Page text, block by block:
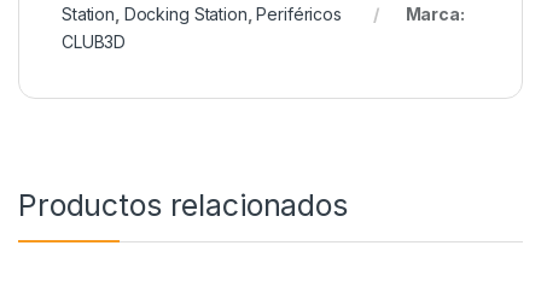
Station Docking Station ,Periféricos
Marca:
CLUB3D
Productos relacionados